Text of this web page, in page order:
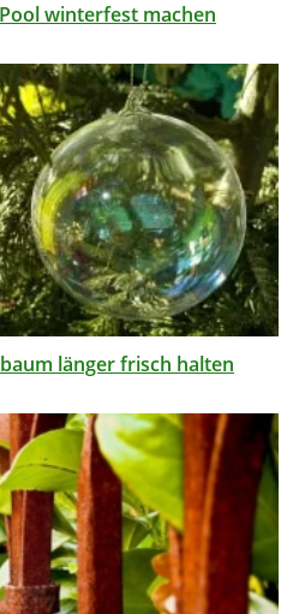
winterfest machen
länger frisch halten